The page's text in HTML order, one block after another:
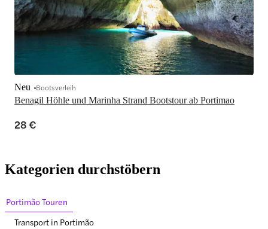
Benagil Höhle und Marinha Strand Bootstour ab Portimao
Neu Bootsverleih
28 €
Kategorien durchstöbern
Portimão Touren
Transport in Portimão